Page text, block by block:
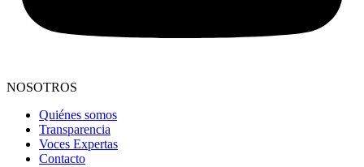
NOSOTROS
Quiénes somos
Transparencia
Voces Expertas
Contacto